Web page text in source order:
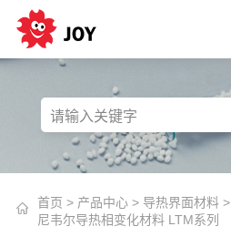
首页 > 产品中心> 导热界面材料>
尼韦尔导热相变化材料 LTM系列